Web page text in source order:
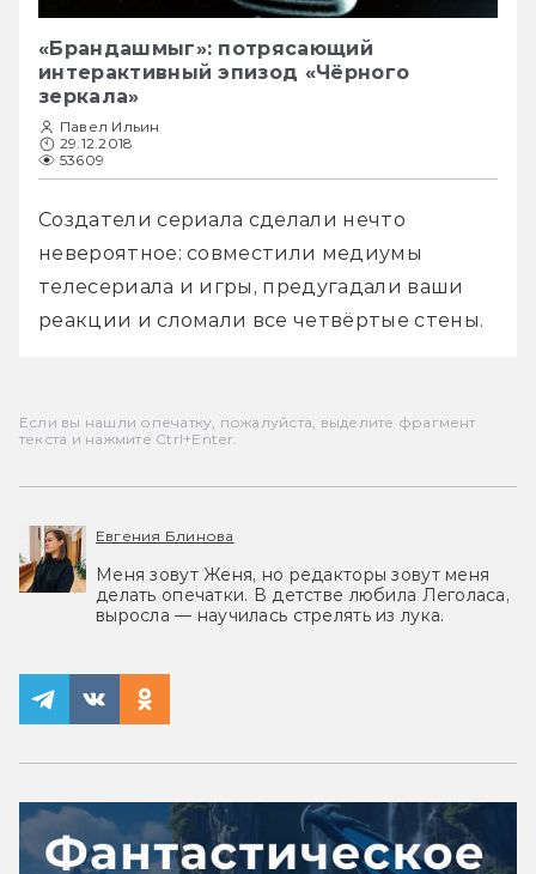
«Брандашмыг»: потрясающий
интерактивный эпизод «Чёрного
зеркала»
Павел Ильин
29.12.2018
53609
Создатели сериала сделали нечто
невероятное: совместили медиумы
телесериала и игры, предугадали ваши
реакции и сломали все четвёртые стены.
Если вы нашли опечатку, пожалуйста, выделите фрагмент
текста и нажмите Ctrl+Enter.
Евгения Блинова
Меня зовут Женя, но редакторы зовут меня
делать опечатки. В детстве любила Леголаса,
выросла — научилась стрелять из лука.